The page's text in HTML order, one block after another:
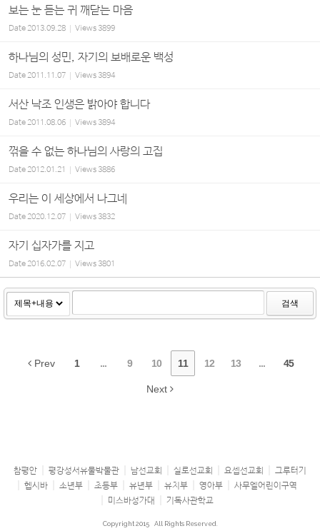
보는 눈 듣는 귀 깨닫는 마음
Date2013.09.28 Views3899
하나님의 성민, 자기의 보배로운 백성
Date2011.11.07 Views3894
서산 낙조 인생은 밝아야 합니다
Date2011.08.06 Views3894
꺾을 수 없는 하나님의 사랑의 고집
Date2012.01.21 Views3886
우리는 이 세상에서 나그네
Date2020.12.07 Views3832
자기 십자가를 지고
Date2016.02.07 Views3801
검색
Prev 1 ... 9 10 11 12 13 ... 45
Next
참평안 평강성서유물박물관 남선교회 실로선교회 요셉선교회
그루터기
헵시바
소년부 초등부 유년부 유치부 영아부
사무엘어린이구역
미스바성가대
기독사관학교
Copyright 2015 All Rights Reserved.